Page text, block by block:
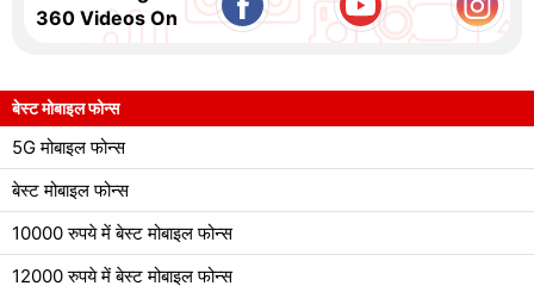
360 Videos On
बेस्ट मोबाइल फोन्स
5G मोबाइल फोन्स
बेस्ट मोबाइल फोन्स
10000 रुपये में बेस्ट मोबाइल फोन्स
12000 रुपये में बेस्ट मोबाइल फोन्स